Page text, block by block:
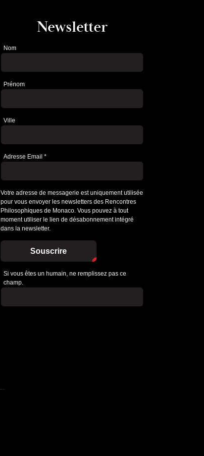
Newsletter
Newsletter
Nom
Prénom
Ville
Adresse Email *
Votre adresse de messagerie est uniquement utilisée
pour vous envoyer les newsletters des Rencontres
Philosophiques de Monaco. Vous pouvez à tout
moment utiliser le lien de désabonnement intégré
dans la newsletter.
Souscrire
Si vous êtes un humain, ne remplissez pas ce
champ.